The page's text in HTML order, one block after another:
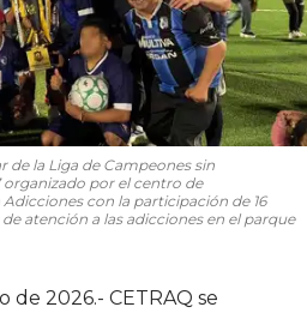
de la Liga de Campeones sin
por el centro de
con la participación de 16
atención a las adicciones en el parque
de 2026.- CETRAQ se